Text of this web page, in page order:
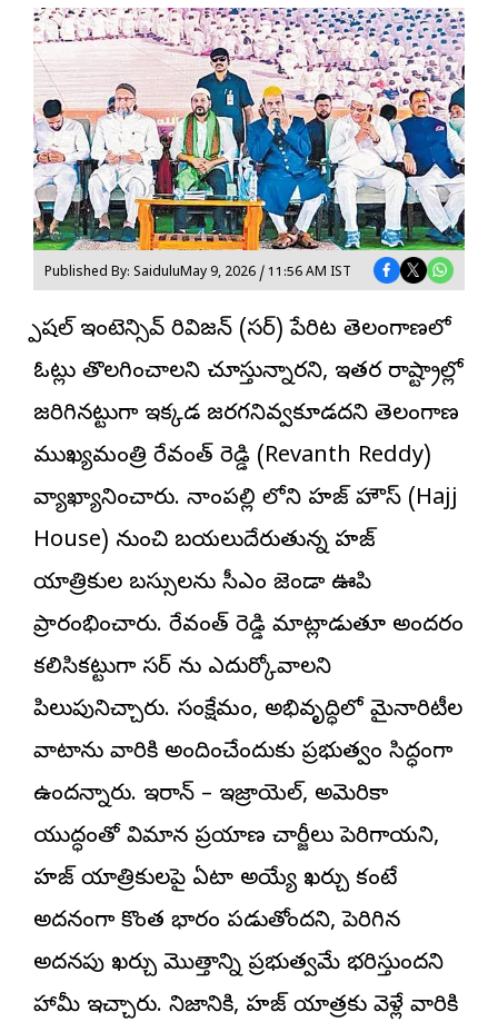
Published By: SaiduluMay 9, 2026 / 11:56 AM IST
స్పెషల్ ఇంటెన్సివ్ రివిజన్ (సర్) పేరిట తెలంగాణలో
ఓట్లు తొలగించాలని చూస్తున్నారని, ఇతర రాష్ట్రాల్లో
జరిగినట్టుగా ఇక్కడ జరగనివ్వకూడదని తెలంగాణ
ముఖ్యమంత్రి రేవంత్ రెడ్డి (Revanth Reddy)
వ్యాఖ్యానించారు. నాంపల్లి లోని హజ్ హౌస్ (Hajj
House) నుంచి బయలుదేరుతున్న హజ్
యాత్రికుల బస్సులను సీఎం జెండా ఊపి
ప్రారంభించారు. రేవంత్ రెడ్డి మాట్లాడుతూ అందరం
కలిసికట్టుగా సర్ ను ఎదుర్కోవాలని
పిలుపునిచ్చారు. సంక్షేమం, అభివృద్ధిలో మైనారిటీల
వాటాను వారికి అందించేందుకు ప్రభుత్వం సిద్ధంగా
ఉందన్నారు. ఇరాన్ – ఇజ్రాయెల్, అమెరికా
యుద్ధంతో విమాన ప్రయాణ చార్జీలు పెరిగాయని,
హజ్ యాత్రికులపై ఏటా అయ్యే ఖర్చు కంటే
అదనంగా కొంత భారం పడుతోందని, పెరిగిన
అదనపు ఖర్చు మొత్తాన్ని ప్రభుత్వమే భరిస్తుందని
హామీ ఇచ్చారు. నిజానికి, హజ్ యాత్రకు వెళ్లే వారికి